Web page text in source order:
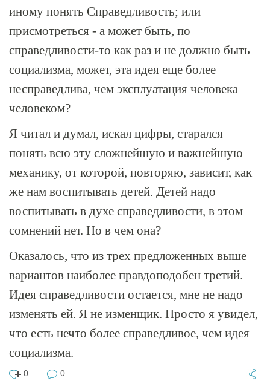
иному понять Справедливость; или
присмотреться - а может быть, по
справедливости-то как раз и не должно быть
социализма, может, эта идея еще более
несправедлива, чем эксплуатация человека
человеком?
Я читал и думал, искал цифры, старался
понять всю эту сложнейшую и важнейшую
механику, от которой, повторяю, зависит, как
же нам воспитывать детей. Детей надо
воспитывать в духе справедливости, в этом
сомнений нет. Но в чем она?
Оказалось, что из трех предложенных выше
вариантов наиболее правдоподобен третий.
Идея справедливости остается, мне не надо
изменять ей. Я не изменщик. Просто я увидел,
что есть нечто более справедливое, чем идея
социализма.
0 0